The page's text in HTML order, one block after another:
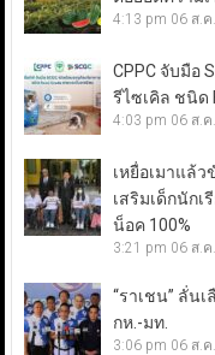
4:13 pm 06 ส.
CPPC จับมือ
รีไซเคิล ชนิด
4:03 pm 06 ส.
เหยื่อเมาแล้
เสริมเด็กนัก
น็อค 100%
3:21 pm 06 ส.
“ราเชน” ลั่น
กห.-มท.
3:06 pm 06 ส.